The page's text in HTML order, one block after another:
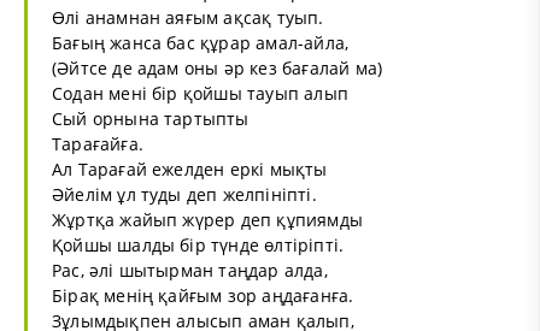
Өлі анамнан аяғым ақсақ туып.
Бағың жанса бас құрар амал-айла,
(Әйтсе де адам оны әр кез бағалай ма)
Содан мені бір қойшы тауып алып
Сый орнына тартыпты
Тарағайға.
Ал Тарағай ежелден еркі мықты
Әйелім ұл туды деп желпініпті.
Жұртқа жайып жүрер деп құпиямды
Қойшы шалды бір түнде өлтіріпті.
Рас, әлі шытырман таңдар алда,
Бірақ менің қайғым зор аңдағанға.
Зұлымдықпен алысып аман қалып,